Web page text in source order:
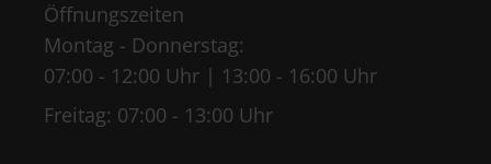
Öffnungszeiten
Montag - Donnerstag:
07:00 - 12:00 Uhr | 13:00 - 16:00 Uhr
Freitag: 07:00 - 13:00 Uhr